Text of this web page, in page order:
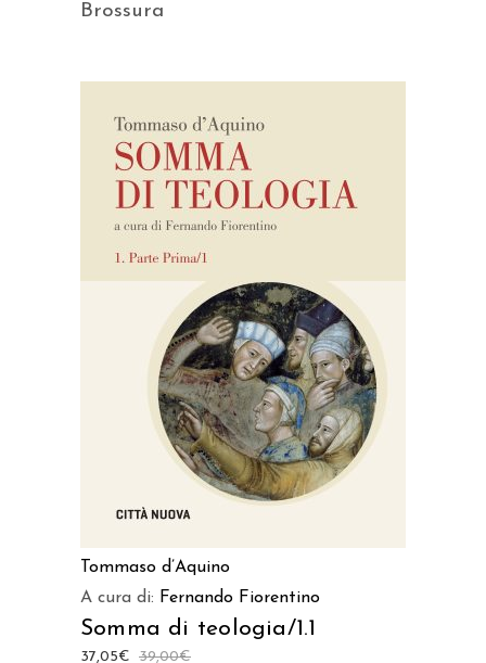
Brossura
AGGIUNGI AL CARRELLO
Tommaso d’Aquino
A cura di: Fernando Fiorentino
Somma di teologia/1.1
39,00€
37,05€